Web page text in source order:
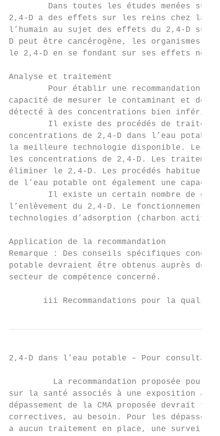
Dans toutes les études menées sur
2,4-D a des effets sur les reins chez la
l’humain au sujet des effets du 2,4-D sur
D peut être cancérogène, les organismes
le 2,4-D en se fondant sur ses effets non
Analyse et traitement
Pour établir une recommandation
capacité de mesurer le contaminant et de
détecté à des concentrations bien
Il existe des procédés de
concentrations de 2,4-D dans l’eau
la meilleure technologie disponible. Les
les concentrations de 2,4-D. Les
éliminer le 2,4-D. Les procédés
de l’eau potable ont également une
Il existe un certain nombre de
l’enlèvement du 2,4-D. Le
technologies d’adsorption (charbon actif)
Application de la recommandation
Remarque : Des conseils spécifiques
potable devraient être obtenus auprès de
secteur de compétence concerné.
iii Recommandations pour la
2,4-D dans l’eau potable – Pour
La recommandation proposée pour
sur la santé associés à une exposition
dépassement de la CMA proposée devrait
correctives, au besoin. Pour les
a aucun traitement en place, une